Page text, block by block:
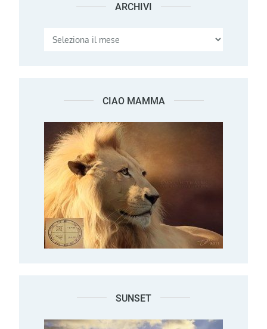
ARCHIVI Archivi
CIAO MAMMA
SUNSET